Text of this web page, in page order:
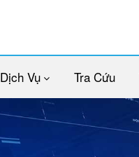
Dịch Vụ Tra Cứu